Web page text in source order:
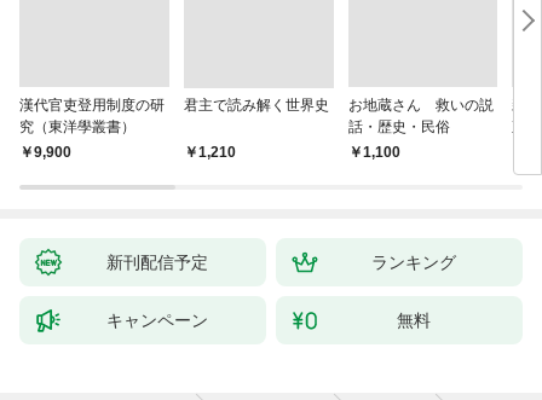
漢代官吏登用制度の研
究（東洋學叢書）
￥9,900
君主で読み解く世界史
￥1,210
お地蔵さん 救いの説
話・歴史・民俗
￥1,100
親
直
新刊配信予定 ランキング
キャンペーン 無料